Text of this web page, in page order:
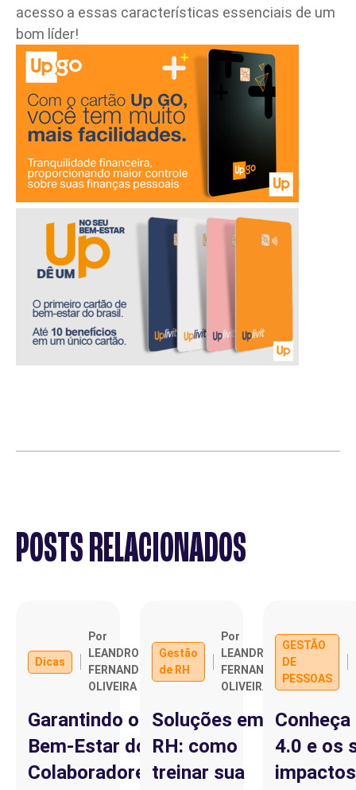
acesso a essas características essenciais de um
bom líder!
POSTS RELACIONADOS
Dicas
Por
LEANDRO
FERNANDO
OLIVEIRA
Garantindo o
Bem-Estar dos
Colaboradores:
Gestão
de RH
Por
LEANDRO
FERNANDO
OLIVEIRA
Soluções em
RH: como
treinar sua
GESTÃO
DE
PESSOAS
Conheça
4.0 e os